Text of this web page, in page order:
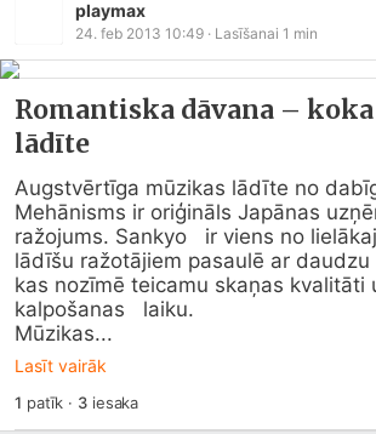
playmax
24. feb 2013 10:49 · Lasīšanai 1 min
Romantiska dāvana –
lādīte
Augstvērtīga mūzikas lādīte no
Mehānisms ir oriģināls Japānas
ražojums. Sankyo   ir viens no
lādīšu ražotājiem pasaulē ar
kas nozīmē teicamu skaņas kvalitāti
kalpošanas   laiku.
Mūzikas...
Lasīt vairāk
1 patīk · 3iesaka